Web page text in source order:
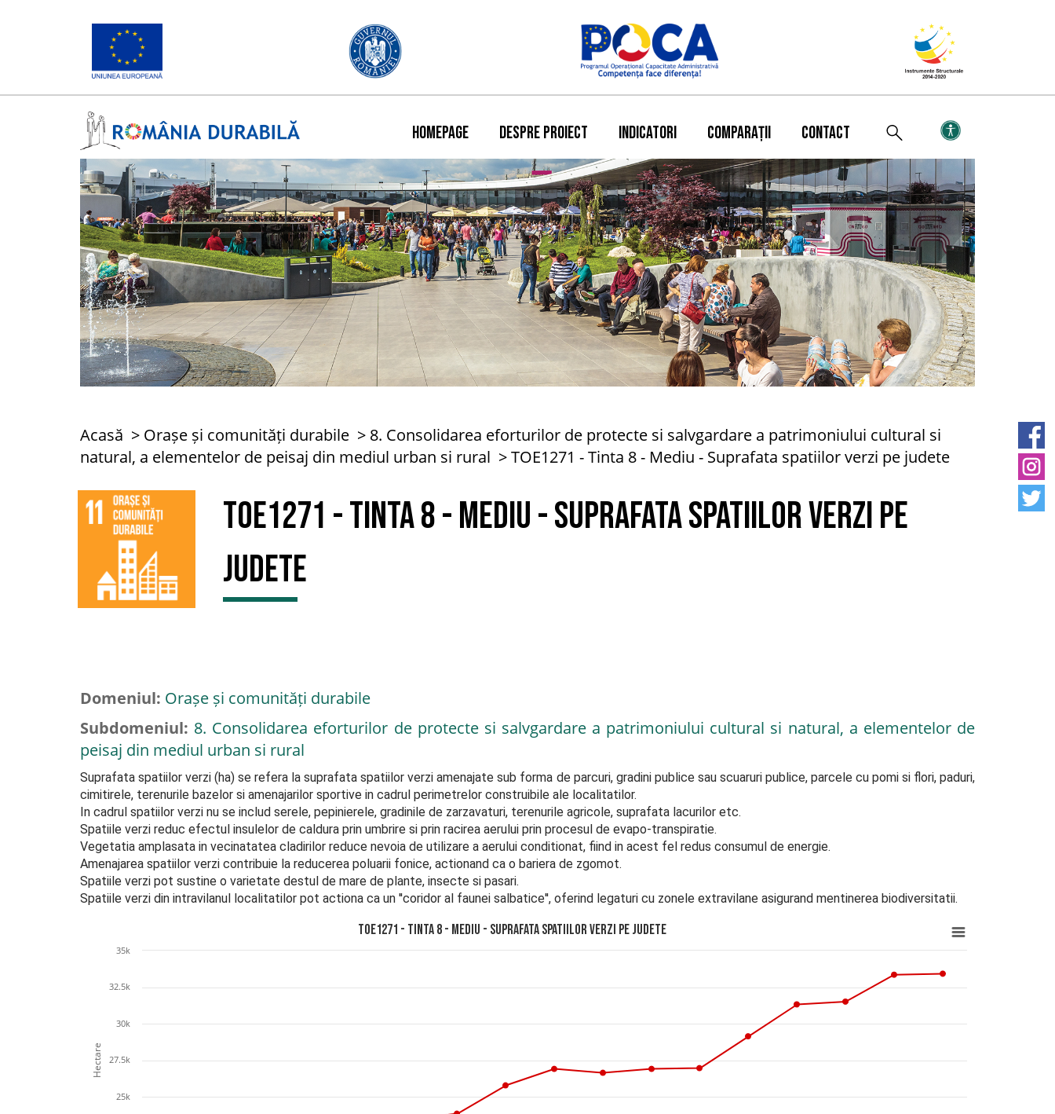
HOMEPAGE DESPRE PROIECT INDICATORI COMPARAȚII CONTACT
Acasă Orașe și comunități durabile
8. Consolidarea eforturilor de protecte si salvgardare a patrimoniului cultural si
natural, a elementelor de peisaj din mediul urban si rural
TOE1271 - Tinta 8 - Mediu - Suprafata spatiilor verzi pe judete
TOE1271 - Tinta 8 - Mediu - Suprafata spatiilor verzi pe
judete
Domeniul: Orașe și comunități durabile
Subdomeniul: 8. Consolidarea eforturilor de protecte si salvgardare a patrimoniului cultural si natural, a elementelor de
peisaj din mediul urban si rural
Suprafata spatiilor verzi (ha) se refera la suprafata spatiilor verzi amenajate sub forma de parcuri, gradini publice sau scuaruri publice, parcele cu pomi si flori, paduri,
cimitirele, terenurile bazelor si amenajarilor sportive in cadrul perimetrelor construibile ale localitatilor.
In cadrul spatiilor verzi nu se includ serele, pepinierele, gradinile de zarzavaturi, terenurile agricole, suprafata lacurilor etc.
Spatiile verzi reduc efectul insulelor de caldura prin umbrire si prin racirea aerului prin procesul de evapo-transpiratie.
Vegetatia amplasata in vecinatatea cladirilor reduce nevoia de utilizare a aerului conditionat, fiind in acest fel redus consumul de energie.
Amenajarea spatiilor verzi contribuie la reducerea poluarii fonice, actionand ca o bariera de zgomot.
Spatiile verzi pot sustine o varietate destul de mare de plante, insecte si pasari.
Spatiile verzi din intravilanul localitatilor pot actiona ca un ''coridor al faunei salbatice'', oferind legaturi cu zonele extravilane asigurand mentinerea biodiversitatii.
Hectare
TOE1271 - Tinta 8 - Mediu - Suprafata spatiilor verzi pe judete
25k
27.5k
30k
32.5k
35k